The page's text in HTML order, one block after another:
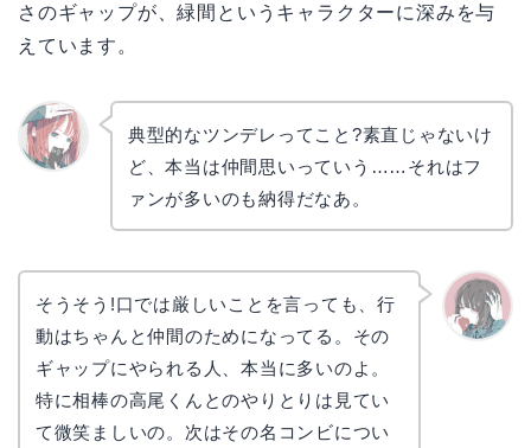
さのギャップが、緑間というキャラクターに深みを与
えています。
典型的なツンデレってこと?素直じゃないけ
ど、本当は仲間思いっていう……それはフ
ァンが多いのも納得だなあ。
そうそう!口では厳しいことを言っても、行
動はちゃんと仲間のためになってる。その
ギャップにやられる人、本当に多いのよ。
特に相棒の高尾くんとのやりとりは見てい
て微笑ましいの。次はその名コンビについ